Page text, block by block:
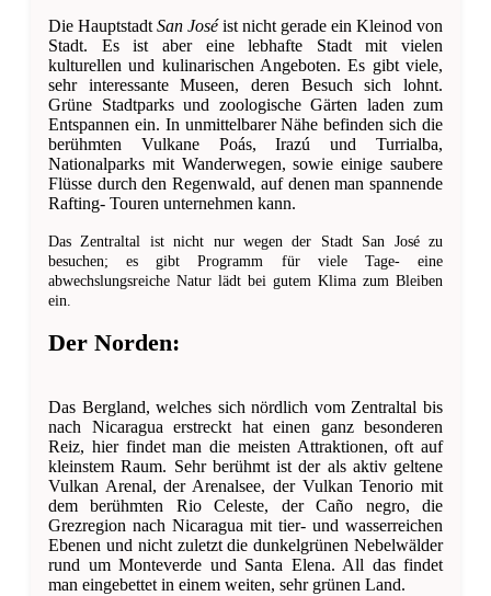
Die Hauptstadt San Joséist nicht gerade ein Kleinod von
Stadt. Es ist aber eine lebhafte Stadt mit vielen
kulturellen und kulinarischen Angeboten. Es gibt viele,
sehr interessante Museen, deren Besuch sich lohnt.
Grüne Stadtparks und zoologische Gärten laden zum
Entspannen ein. In unmittelbarer Nähe befinden sich die
berühmten Vulkane Poás, Irazú und Turrialba,
Nationalparks mit Wanderwegen, sowie einige saubere
Flüsse durch den Regenwald, auf denen man spannende
Rafting- Touren unternehmen kann.
Das Zentraltal ist nicht nur wegen der Stadt San José zu
besuchen; es gibt Programm für viele Tage- eine
abwechslungsreiche Natur lädt bei gutem Klima zum Bleiben
ein.
Der Norden:
Das Bergland, welches sich nördlich vom Zentraltal bis
nach Nicaragua erstreckt hat einen ganz besonderen
Reiz, hier findet man die meisten Attraktionen, oft auf
kleinstem Raum. Sehr berühmt ist der als aktiv geltene
Vulkan Arenal, der Arenalsee, der Vulkan Tenorio mit
dem berühmten Rio Celeste, der Caño negro, die
Grezregion nach Nicaragua mit tier- und wasserreichen
Ebenen und nicht zuletzt die dunkelgrünen Nebelwälder
rund um Monteverde und Santa Elena. All das findet
man eingebettet in einem weiten, sehr grünen Land.